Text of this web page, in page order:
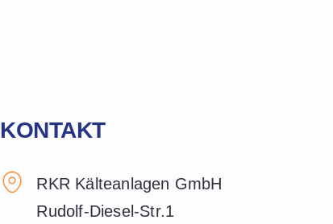
KONTAKT
RKR Kälteanlagen GmbH
Rudolf-Diesel-Str.1